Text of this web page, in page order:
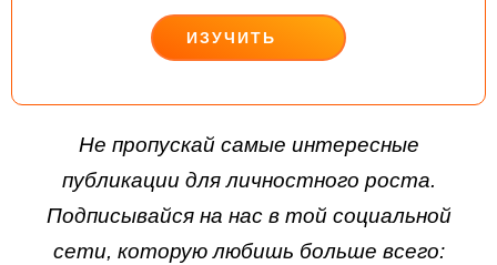
ИЗУЧИТЬ
Не пропускай самые интересные
публикации для личностного роста.
Подписывайся на нас в той социальной
сети, которую любишь больше всего: